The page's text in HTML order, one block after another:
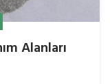
Alanları